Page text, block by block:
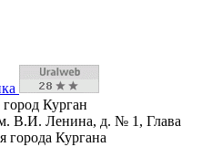
Курган
В.И. Ленина, д. № 1, Глава
города Кургана